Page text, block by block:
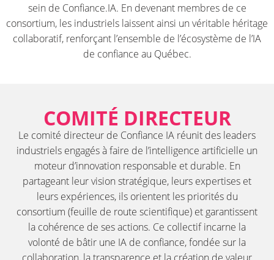
sein de Confiance.IA. En devenant membres de ce
consortium, les industriels laissent ainsi un véritable héritage
collaboratif, renforçant l’ensemble de l’écosystème de l’IA
de confiance au Québec.
COMITÉ DIRECTEUR
Le comité directeur de Confiance IA réunit des leaders
industriels engagés à faire de l’intelligence artificielle un
moteur d’innovation responsable et durable. En
partageant leur vision stratégique, leurs expertises et
leurs expériences, ils orientent les priorités du
consortium (feuille de route scientifique) et garantissent
la cohérence de ses actions. Ce collectif incarne la
volonté de bâtir une IA de confiance, fondée sur la